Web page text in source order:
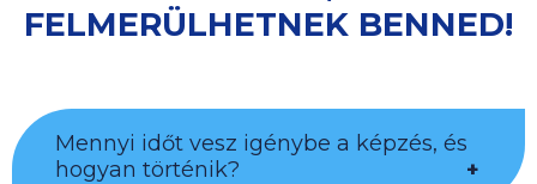
FELMERÜLHETNEK BENNED!
Mennyi időt vesz igénybe a képzés, és
hogyan történik?